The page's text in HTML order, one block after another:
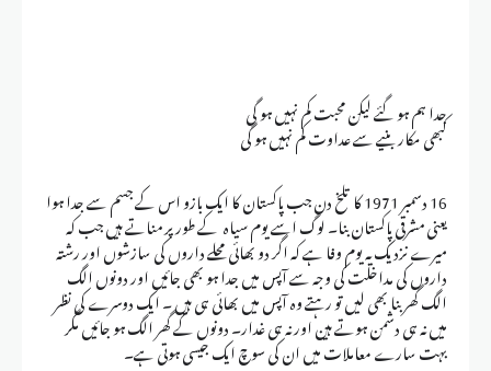
جدا ہم ہو گئے لیکن محبت کم نہیں ہو گی
کبھی مکار بنیے سے عداوت کم نہیں ہو گی
16 دسمبر 1971 کا تلخ دن جب پاکستان کا ایک بازو اس کے جسم سے جدا ہوا
یعنی مشرقی پاکستان بنا۔ لوگ اسے یوم سیاہ کے طور پر مناتے ہیں جب کہ
میرے نزدیک یہ یوم وفا ہے کہ اگر دو بھائی محلے داروں کی سازشوں اور رشتہ
داروں کی مداخلت کی وجہ سے آپس میں جدا ہو بھی جائیں اور دونوں الگ
الگ گھر بنا بھی لیں تو رہتے وہ آپس میں بھائی ہی ہیں ۔ ایک دوسرے کی نظر
میں نہ ہی دشمن ہوتے ہین اور نہ ہی غدار۔ دونوں کے گھر الگ ہو جائیں مگر
بہت سارے معاملات میں ان کی سوچ ایک جیسی ہوتی ہے۔